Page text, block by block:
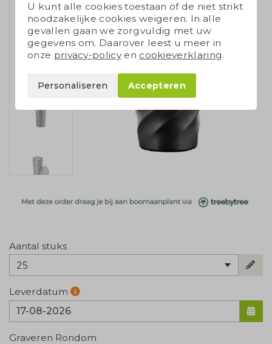
Aantal stuks
25
Leverdatum
Graveren Rondom
U kunt alle cookies toestaan of de niet strikt
noodzakelijke cookies weigeren. In alle
gevallen gaan we zorgvuldig met uw
gegevens om. Daarover leest u meer in
onze privacy-policyen cookieverklaring.
Personaliseren Accepteren